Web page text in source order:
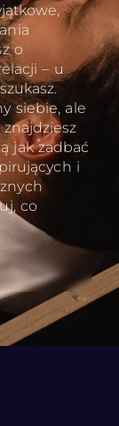
o
– u
siebie, ale
jak zadbać
i
co